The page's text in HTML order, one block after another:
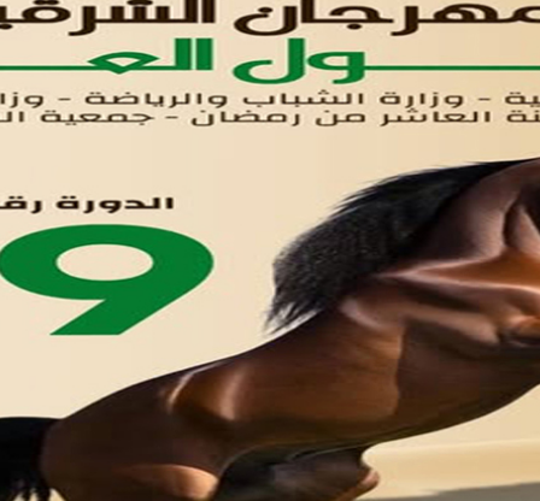
اتصل بنا
تواصل معنا
مدينة العاشر من رمضان
01221020029
055-4494429
055-4494406
055-4494414
info.triaeg@yahoo.com
info@triaeg-guide.com